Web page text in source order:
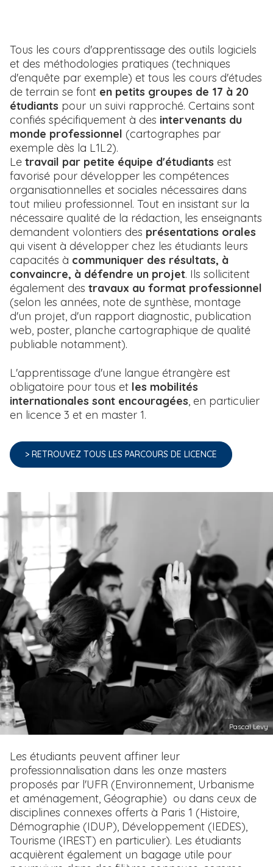
Tous les cours d'apprentissage des outils logiciels
et des méthodologies pratiques (techniques
d'enquête par exemple) et tous les cours d'études
de terrain se font en petits groupes de 17 à 20
étudiants pour un suivi rapproché. Certains sont
confiés spécifiquement à des intervenants du
monde professionnel (cartographes par
exemple dès la L1L2).
Le travail par petite équipe d'étudiants est
favorisé pour développer les compétences
organisationnelles et sociales nécessaires dans
tout milieu professionnel. Tout en insistant sur la
nécessaire qualité de la rédaction, les enseignants
demandent volontiers des présentations orales
qui visent à développer chez les étudiants leurs
capacités à communiquer des résultats, à
convaincre, à défendre un projet. Ils sollicitent
également des travaux au format professionnel
(selon les années, note de synthèse, montage
d'un projet, d'un rapport diagnostic, publication
web, poster, planche cartographique de qualité
publiable notamment).
L'apprentissage d'une langue étrangère est
obligatoire pour tous et les mobilités
internationales sont encouragées , en particulier
en licence 3 et en master 1.
> RETROUVEZ TOUS LES PARCOURS DE LICENCE
Pascal Levy
T
e
x
t
e
Les étudiants peuvent affiner leur
professionnalisation dans les onze masters
proposés par l'UFR (Environnement, Urbanisme
et aménagement, Géographie) ou dans ceux de
disciplines connexes offerts à Paris 1 (Histoire,
Démographie (IDUP), Développement (IEDES),
Tourisme (IREST) en particulier). Les étudiants
acquièrent également un bagage utile pour